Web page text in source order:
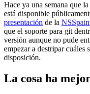
Hace ya una semana que
está disponible
presentación de la
que el soporte para git
versión aunque no pude
empezar a destripar cuáles
disposición.
La cosa ha